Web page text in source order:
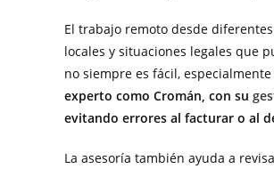
El trabajo remoto desde
locales y situaciones legales que
no siempre es fácil,
experto como Cromán, con su
evitando errores al facturar o al
La asesoría también ayuda a